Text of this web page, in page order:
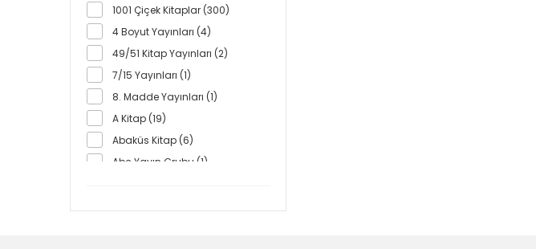
1001 Çiçek Kitaplar (300)
4 Boyut Yayınları (4)
49/51 Kitap Yayınları (2)
7/15 Yayınları (1)
8. Madde Yayınları (1)
A Kitap (19)
Abaküs Kitap (6)
Abc Yayın Grubu (1)